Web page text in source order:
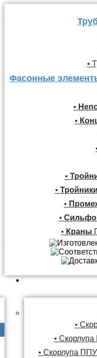
•
Фасонные
•
•
•
• Тройники
•
•
• Краны
•
•
• Скорлупа